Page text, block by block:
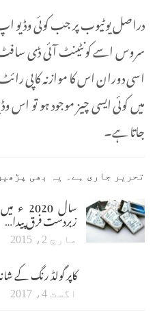
دراصل یوٹیوب پر جب کوئی وڈیو
سروس اسے کونٹینٹ آئی ڈی
اسی دوران اس کا موازنہ کاپی
میں کوئی ایسی چیز موجود ہو تو
جاتا ہے۔
تحریر جاری ہے۔ یہ بھی
سال
زبردست فرق پیدا…
مارچ 2، 2015
کاپر گولڈ رنگ کے شاندار نوکیا 8
اگست 4، 2017